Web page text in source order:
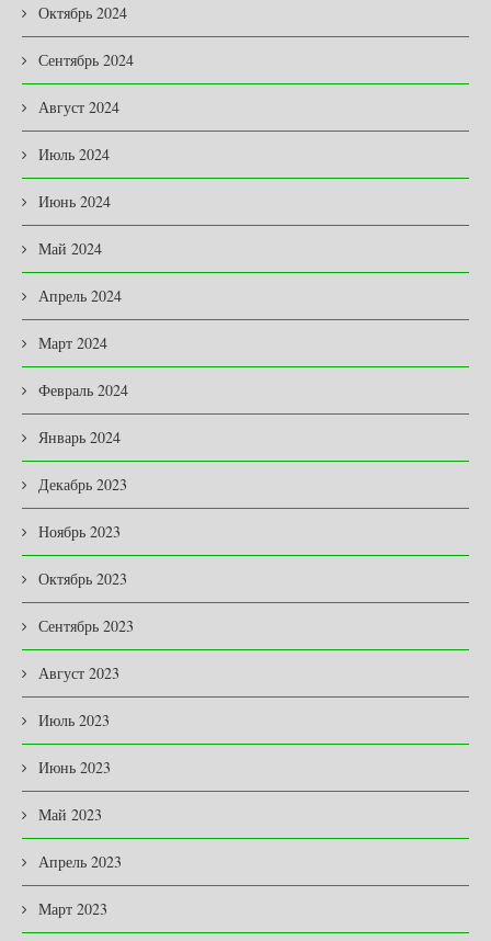
Октябрь 2024
Сентябрь 2024
Август 2024
Июль 2024
Июнь 2024
Май 2024
Апрель 2024
Март 2024
Февраль 2024
Январь 2024
Декабрь 2023
Ноябрь 2023
Октябрь 2023
Сентябрь 2023
Август 2023
Июль 2023
Июнь 2023
Май 2023
Апрель 2023
Март 2023